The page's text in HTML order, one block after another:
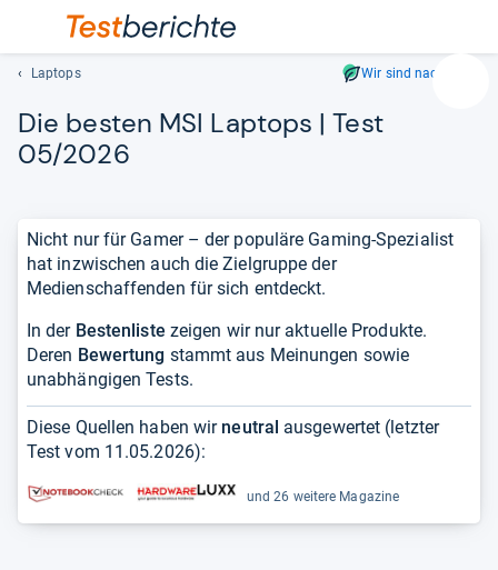
ein.
mit
den
Laptops Wir sind nachhaltig
Die bes­ten MSI Lap­tops | Test
05/2026
Nicht nur für Gamer – der populäre Gaming-Spezialist
hat inzwischen auch die Zielgruppe der
Medienschaffenden für sich entdeckt.
In der Bestenliste zeigen wir nur aktuelle Produkte.
Deren Bewertung stammt aus Meinungen sowie
unabhängigen Tests.
Diese Quellen haben wir neutral ausgewertet (letzter
Test vom 11.05.2026):
und 26 weitere Magazine